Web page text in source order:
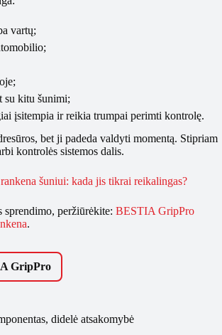
vartų;
su kitu šunimi;
įsitempia ir reikia trumpai perimti kontrolę.
bet ji padeda valdyti momentą. Stipriam
kontrolės sistemos dalis.
šuniui: kada jis tikrai reikalingas?
sprendimo, peržiūrėkite: BESTIA GripPro
.
GripPro
didelė atsakomybė